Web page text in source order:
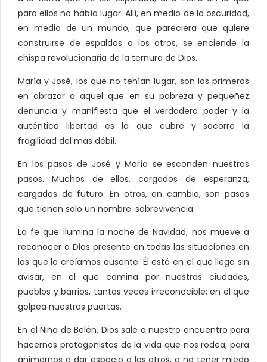
para ellos no había lugar. Allí, en medio de la oscuridad,
en medio de un mundo, que pareciera que quiere
construirse de espaldas a los otros, se enciende la
chispa revolucionaria de la ternura de Dios.
María y José, los que no tenían lugar, son los primeros
en abrazar a aquel que en su pobreza y pequeñez
denuncia y manifiesta que el verdadero poder y la
auténtica libertad es la que cubre y socorre la
fragilidad del más débil.
En los pasos de José y María se esconden nuestros
pasos. Muchos de ellos, cargados de esperanza,
cargados de futuro. En otros, en cambio, son pasos
que tienen solo un nombre: sobrevivencia.
La fe que ilumina la noche de Navidad, nos mueve a
reconocer a Dios presente en todas las situaciones en
las que lo creíamos ausente. Él está en el que llega sin
avisar, en el que camina por nuestras ciudades,
pueblos y barrios, tantas veces irreconocible; en el que
golpea nuestras puertas.
En el Niño de Belén, Dios sale a nuestro encuentro para
hacernos protagonistas de la vida que nos rodea, para
animarnos a dar espacio a los otros, a no tener miedo